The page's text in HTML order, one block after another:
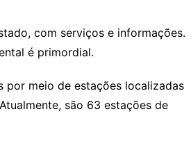
com serviços e informações.
é primordial.
por meio de estações localizadas
são 63 estações de